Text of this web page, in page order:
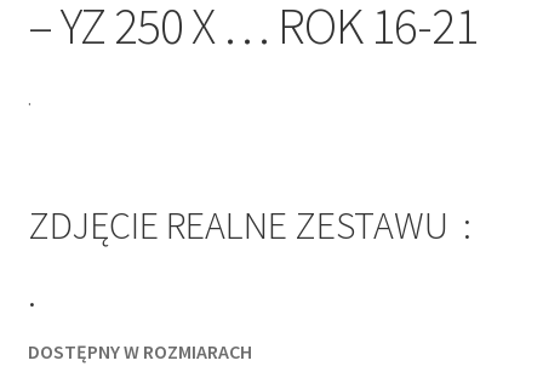
– YZ 250 X … ROK 16-21
.
ZDJĘCIE REALNE ZESTAWU :
.
DOSTĘPNY W ROZMIARACH